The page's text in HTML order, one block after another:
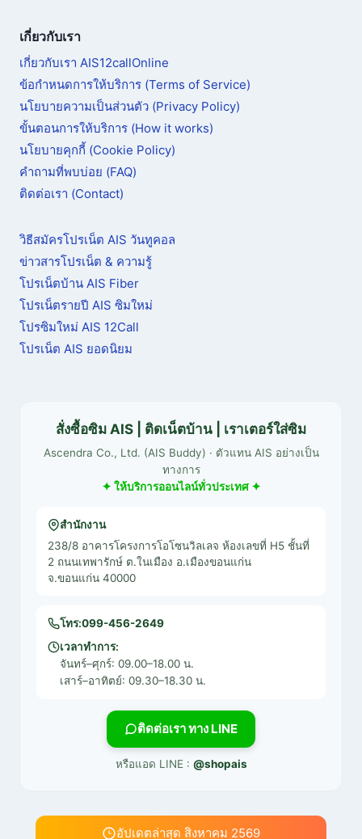
เกี่ยวกับเรา
เกี่ยวกับเรา AIS12callOnline
ข้อกำหนดการให้บริการ (Terms of Service)
นโยบายความเป็นส่วนตัว (Privacy Policy)
ขั้นตอนการให้บริการ (How it works)
นโยบายคุกกี้ (Cookie Policy)
คำถามที่พบบ่อย (FAQ)
ติดต่อเรา (Contact)
วิธีสมัครโปรเน็ต AIS วันทูคอล
ข่าวสารโปรเน็ต & ความรู้
โปรเน็ตบ้าน AIS Fiber
โปรเน็ตรายปี AIS ซิมใหม่
โปรซิมใหม่ AIS 12Call
โปรเน็ต AIS ยอดนิยม
สั่งซื้อซิม AIS | ติดเน็ตบ้าน | เราเตอร์ใส่ซิม
Ascendra Co., Ltd. (AIS Buddy) · ตัวแทน AIS อย่างเป็น
ทางการ
✦ ให้บริการออนไลน์ทั่วประเทศ ✦
สำนักงาน
238/8 อาคารโครงการโอโซนวิลเลจ ห้องเลขที่ H5 ชั้นที่
2 ถนนเทพารักษ์ ต.ในเมือง อ.เมืองขอนแก่น
จ.ขอนแก่น 40000
โทร:099-456-2649
เวลาทำการ:
จันทร์–ศุกร์: 09.00–18.00 น.
เสาร์–อาทิตย์: 09.30–18.30 น.
ติดต่อเรา ทาง LINE
หรือแอด LINE : @shopais
อัปเดตล่าสุด สิงหาคม 2569